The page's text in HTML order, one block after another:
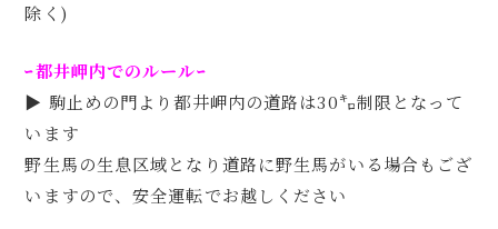
除く)
ｰ都井岬内でのルールｰ
▶ 駒止めの門より都井岬内の道路は30㌔制限となって
います
野生馬の生息区域となり道路に野生馬がいる場合もござ
いますので、安全運転でお越しください